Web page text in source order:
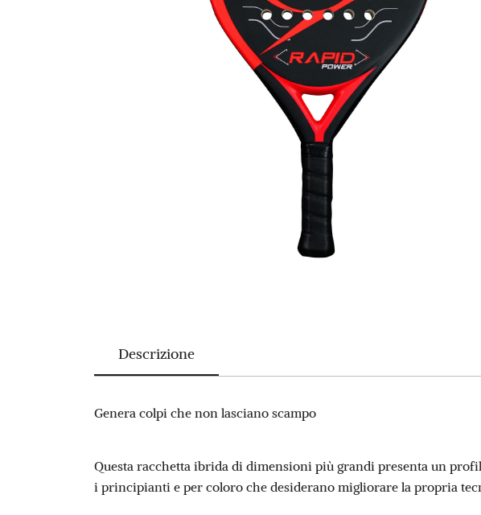
Descrizione
Genera colpi che non lasciano scampo
Questa racchetta ibrida di dimensioni più grandi presenta un
i principianti e per coloro che desiderano migliorare la propria